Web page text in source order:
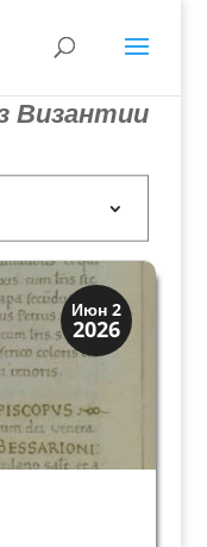
Византии
Июн 2
2026